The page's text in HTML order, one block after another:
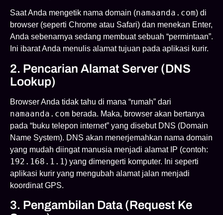
Saat Anda mengetik nama domain (namaanda.com) di
browser (seperti Chrome atau Safari) dan menekan Enter,
Anda sebenarnya sedang membuat sebuah “permintaan”.
Ini ibarat Anda menulis alamat tujuan pada aplikasi kurir.
2. Pencarian Alamat Server (DNS
Lookup)
Browser Anda tidak tahu di mana “rumah” dari
namaanda.com berada. Maka, browser akan bertanya
pada “buku telepon internet” yang disebut DNS (Domain
Name System). DNS akan menerjemahkan nama domain
yang mudah diingat manusia menjadi alamat IP (contoh:
192.168.1.1) yang dimengerti komputer. Ini seperti
aplikasi kurir yang mengubah alamat jalan menjadi
koordinat GPS.
3. Pengambilan Data (Request Ke